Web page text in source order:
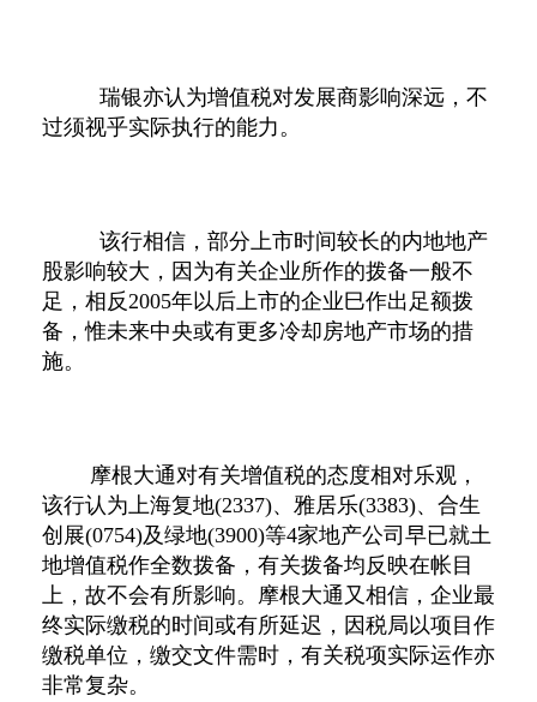
瑞银亦认为增值税对发展商影响深远，不
过须视乎实际执行的能力。
该行相信，部分上市时间较长的内地地产
股影响较大，因为有关企业所作的拨备一般不
足，相反2005年以后上市的企业巳作出足额拨
备，惟未来中央或有更多冷却房地产市场的措
施。
摩根大通对有关增值税的态度相对乐观，
该行认为上海复地(2337)、雅居乐(3383)、合生
创展(0754)及绿地(3900)等4家地产公司早已就土
地增值税作全数拨备，有关拨备均反映在帐目
上，故不会有所影响。摩根大通又相信，企业最
终实际缴税的时间或有所延迟，因税局以项目作
缴税单位，缴交文件需时，有关税项实际运作亦
非常复杂。